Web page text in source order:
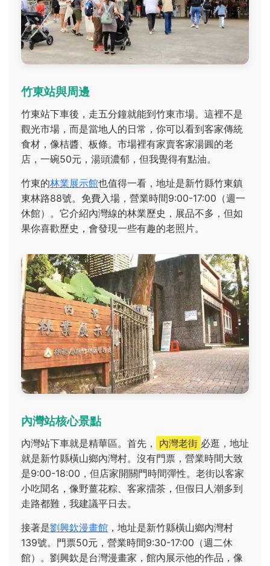
竹東站與周邊
竹東站下車後，走五分鐘就能到竹東市場。這裡不是
觀光市場，而是當地人的日常，你可以看到客家傳統
食材，像桔醬、板條。市場裡有家賣客家湯圓的老
店，一碗50元，湯頭濃郁，但我覺得有點油。
竹東的林業展示館也值得一看，地址是新竹縣竹東鎮
東林路88號。免費入場，營業時間9:00-17:00（週一
休館）。它介紹內灣線的林業歷史，展品不多，但如
果你喜歡歷史，會發現一些有趣的老照片。
內灣站核心景點
內灣站下車就是精華區。首先， 內灣老街 必逛，地址
就是新竹縣橫山鄉內灣村。沒有門票，營業時間大致
是9:00-18:00，但店家開關門時間彈性。老街以客家
小吃聞名，像野薑花粽、客家擂茶，但假日人潮多到
走路都難，我建議平日去。
接著是劉興欽漫畫館 ，地址是新竹縣橫山鄉內灣村
139號。門票50元，營業時間9:30-17:00（週二休
館）。劉興欽是台灣漫畫家，館內展示他的作品，像